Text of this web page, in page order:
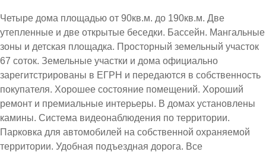
Четыре дома площадью от 90кв.м. до 190кв.м. Две
утепленные и две открытые беседки. Бассейн. Мангальные
зоны и детская площадка. Просторный земельный участок
67 соток. Земельные участки и дома официально
зарегитстрированы в ЕГРН и передаются в собственность
покупателя. Хорошее состояние помещений. Хороший
ремонт и премиальные интерьеры. В домах установлены
камины. Система видеонаблюдения по территории.
Парковка для автомобилей на собственной охраняемой
территории. Удобная подъездная дорога. Все